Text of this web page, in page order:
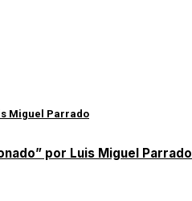
por Luis Miguel Parrado